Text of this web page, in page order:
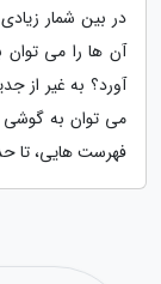
آن ها را می
آورد؟ به غیر از
می توان به گوشی
فهرست هایی، تا